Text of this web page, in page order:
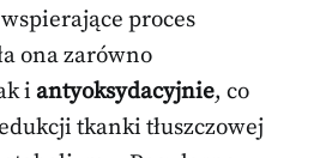
proces
ona zarówno
i antyoksydacyjnie, co
tkanki tłuszczowej